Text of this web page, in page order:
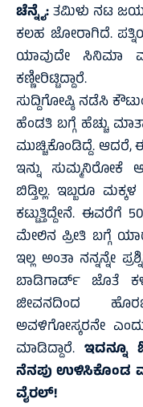
ಚೆನ್ನೈ:ತಮಿಳು ನಟ
ಕಲಹ ಜೋರಾಗಿದೆ.
ಯಾವುದೇ ಸಿನಿಮಾ
ಕಣ್ಣೀರಿಟ್ಟಿದ್ದಾರೆ.
ಸುದ್ದಿಗೋಷ್ಠಿ ನಡೆಸಿ
ಹೆಂಡತಿ ಬಗ್ಗೆ ಹೆಚ್ಚು
ಮುಚ್ಚಿಕೊಂಡಿದ್ದೆ. ಆದರೆ,
ಇನ್ನು ಸುಮ್ಮನಿರೋಕೆ
ಬಿಡ್ತಿಲ್ಲ. ಇಬ್ಬರೂ
ಕಟ್ಟುತ್ತಿದ್ದೇನೆ. ಈವರೆಗೆ
ಮೇಲಿನ ಪ್ರೀತಿ ಬಗ್ಗೆ
ಇಲ್ಲ ಅಂತಾ ನನ್ನನ್ನೇ
ಬಾಡಿಗಾರ್ಡ್ ಜೊತೆ
ಜೀವನದಿಂದ
ಅವಳಿಗೋಸ್ಕರನೇ
ಮಾಡಿದ್ದಾರೆ.ಇದನ್ನೂ
ನೆನಪು ಉಳಿಸಿಕೊಂಡ
ವೈರಲ್!